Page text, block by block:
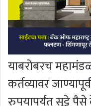
याबरोबरच
कर्तव्यावर